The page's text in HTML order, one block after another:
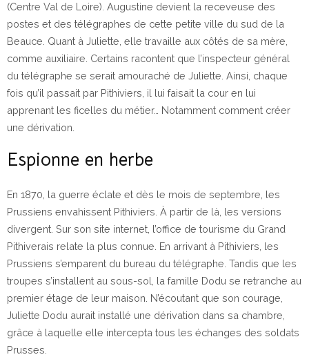
(Centre Val de Loire). Augustine devient la receveuse des
postes et des télégraphes de cette petite ville du sud de la
Beauce. Quant à Juliette, elle travaille aux côtés de sa mère,
comme auxiliaire. Certains racontent que l’inspecteur général
du télégraphe se serait amouraché de Juliette. Ainsi, chaque
fois qu’il passait par Pithiviers, il lui faisait la cour en lui
apprenant les ficelles du métier… Notamment comment créer
une dérivation.
Espionne en herbe
En 1870, la guerre éclate et dès le mois de septembre, les
Prussiens envahissent Pithiviers. À partir de là, les versions
divergent. Sur son site internet, l’office de tourisme du Grand
Pithiverais relate la plus connue. En arrivant à Pithiviers, les
Prussiens s’emparent du bureau du télégraphe. Tandis que les
troupes s’installent au sous-sol, la famille Dodu se retranche au
premier étage de leur maison. N’écoutant que son courage,
Juliette Dodu aurait installé une dérivation dans sa chambre,
grâce à laquelle elle intercepta tous les échanges des soldats
Prusses.